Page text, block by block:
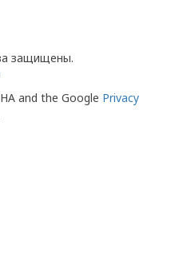
защищены.
and the Google Privacy